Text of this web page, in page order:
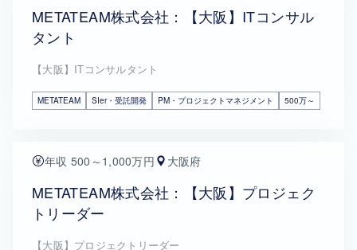
METATEAM株式会社：【大阪】ITコンサル
タント
【大阪】ITコンサルタント
METATEAM SIer・受託開発 PM・プロジェクトマネジメント 500万～
年収 500～1,000万円 大阪府
METATEAM株式会社：【大阪】プロジェク
トリーダー
【大阪】プロジェクトリーダー